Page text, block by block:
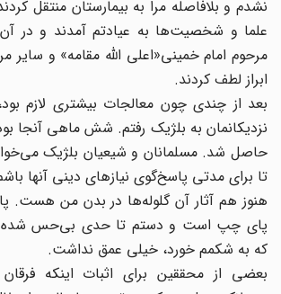
نشدم و بلافاصله مرا به بیمارستان منتقل
علما و شخصیت‌ها به عیادتم آمدند و در آن
مرحوم امام خمینی«اعلی الله مقامه» و سایر
ابراز لطف کردند.
بعد از چندی چون معالجات بیشتری لازم
نزدیکانمان به بلژیک رفتم. شش ماهی آنجا
حاصل شد. مسلمانان و شیعیان بلژیک
تا برای مدتی پاسخ‌گوی نیازهای دینی آنها
هنوز هم آثار آن گلوله‌ها در بدن من هست. پای
پای چپ است و دستم تا حدی بی‌حس شده
که به شکمم خورد، خیلی عمق نداشت.
بعضی از محققین برای اثبات اینکه فرقان